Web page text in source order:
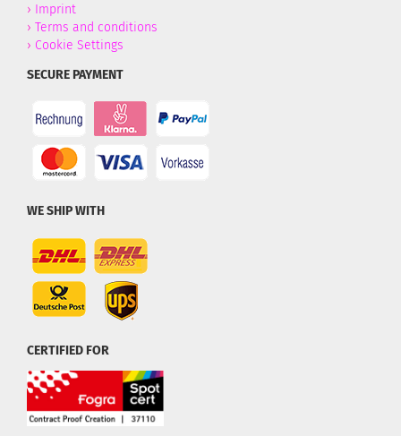
› Imprint
› Terms and conditions
› Cookie Settings
SECURE PAYMENT
WE SHIP WITH
CERTIFIED FOR